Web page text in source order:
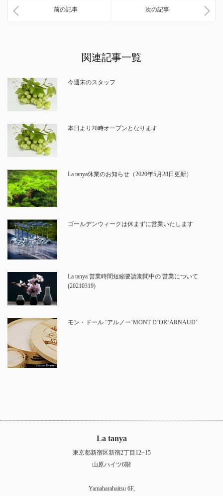
前の記事 次の記事
関連記事一覧
今週末のスタッフ
本日より20時オープンとなります
La tanya休業のお知らせ（2020年5月28日更新）
ゴールデンウィークは休まずに営業いたします
La tanya 営業時間短縮要請期間中の 営業について
(20210319)
モン・ドール ‘アルノー’MONT D’OR‘ARNAUD’
La tanya
東京都新宿区新宿2丁目12−15
山原ハイツ6階
Yamaharahaitsu 6F,